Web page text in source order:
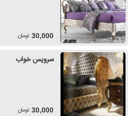
30,000 تومان
سرویس خواب
30,000 تومان